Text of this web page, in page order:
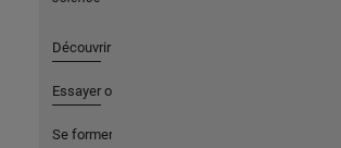
Découvrir les produits
Essayer ou acheter
Se former